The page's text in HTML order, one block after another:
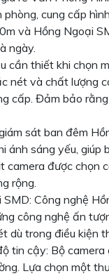
cung cấp
và Hồng Ngoại
ngày.
cần thiết khi chọn
nét và chất lượng
cấp. Đảm bảo
sát ban đêm
ánh sáng yếu,
camera được chọn
rộng.
SMD: Công nghệ
công nghệ ấn
dù trong điều kiện
tin cậy: Bộ
Lựa chọn một